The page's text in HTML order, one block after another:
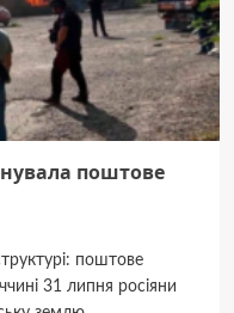
поштове
поштове
31 липня росіяни